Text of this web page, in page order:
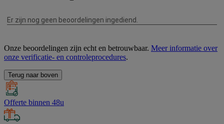
Onze beoordelingen zijn echt en betrouwbaar. Meer informatie over
onze verificatie- en controleprocedures.
Terug naar boven
Offerte binnen 48u